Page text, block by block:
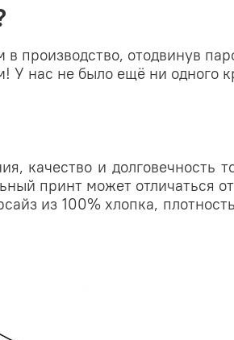
производство, отодвинув
У нас не было ещё ни одного
качество и долговечность
принт может отличаться
из 100% хлопка,